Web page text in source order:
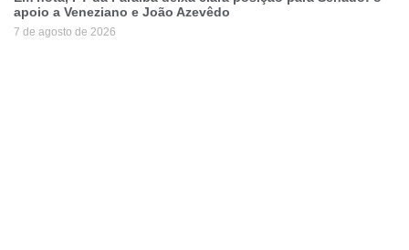
apoio a Veneziano e João Azevêdo
7 de agosto de 2026